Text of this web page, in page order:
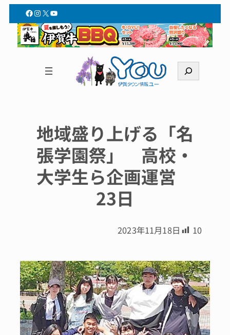
Facebook
Instagram
X YouTube
索
地域盛り上げる「名
張学園祭」 高校・
大学生ら企画運営
23日
2023年11月18日 10